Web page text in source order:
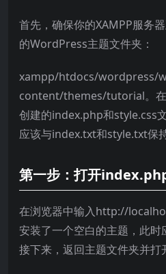
首先，确保你的XAMPP服务
的WordPress主题文件夹：
xampp/htdocs/wordpress/
content/themes/tutorial。在
创建的index.php和style.css
应该与index.txt和style.txt保持
第一步：打开
在浏览器中输入http://
安装了一个空白的主题，此时
接下来，返回主题文件夹并打